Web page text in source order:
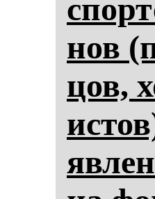
нов
цов,